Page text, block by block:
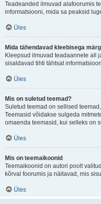
Teadeanded ilmuvad alafoorumis
informatsiooni, mida sa peaksid
Üles
Mida tähendavad kleebisega
Kleepsud ilmuvad teadaannete all
sisaldavad tihti tähtsat
Üles
Mis on suletud teemad?
Suletud teemad on sellised
Teemasid võidakse sulgeda
omaenda teemasid, kui selleks on
Üles
Mis on teemaikoonid
Teemaikoonid on autori poolt
kõrval foorumis ja näitavad, mis
Üles